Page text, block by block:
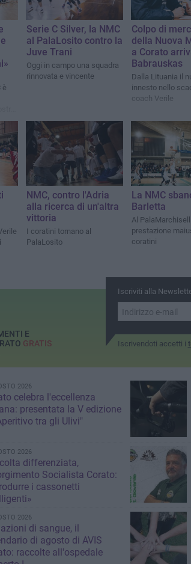
è
Serie C Silver, la NMC
al PalaLosito contro la
Juve Trani
Oggi in campo una squadra
rinnovata e vincente
Colpo di
della Nuova
a Corato
Babrauskas
Dalla Lituania il
innesto nello
coach Verile
NMC, contro l'Adria
alla ricerca di un'altra
vittoria
I coratini tornano al
PalaLosito
La NMC
Barletta
Al PalaMarchiselli
prestazione
coratini
Iscriviti alla
Iscrivendoti accetti i
E
GRATIS
2026
celebra l'eccellenza
presentata la V edizione
tra gli Ulivi"
2026
differenziata,
Socialista Corato:
i cassonetti
2026
di sangue, il
di agosto di AVIS
raccolte all'ospedale